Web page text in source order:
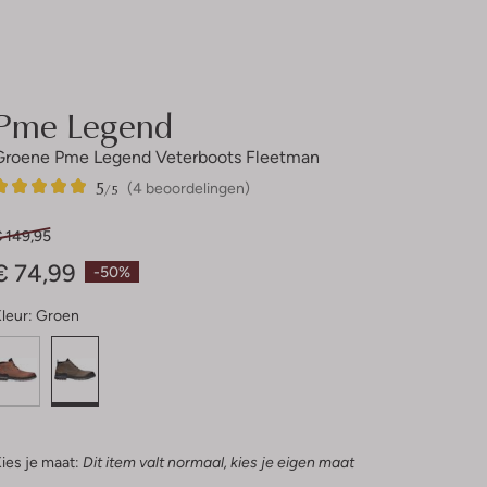
Legend
Pme Legend Veterboots Fleetman
(4 beoordelingen)
5/5
-50%
149,95
74,99
Groen
je maat: Dit item valt normaal, kies je eigen maat